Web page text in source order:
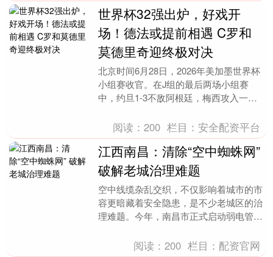
世界杯32强出炉，好戏开
场！德法或提前相遇 C罗和
莫德里奇迎终极对决
北京时间6月28日，2026年美加墨世界杯
小组赛收官。在J组的最后两场小组赛
中，约旦1-3不敌阿根廷，梅西攻入一
纪录。 \....
阅读：200 栏目：安全配资平台
江西南昌：清除“空中蜘蛛网”
破解老城治理难题
空中线缆杂乱交织，不仅影响着城市的市
容更暗藏着安全隐患，是不少老城区的治
理难题。今年，南昌市正式启动弱电管线
路列入整治清单....
阅读：200 栏目： 配资官网